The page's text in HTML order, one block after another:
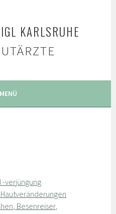
KARLSRUHE
MENÜ
-verjüngung
Besenreiser,